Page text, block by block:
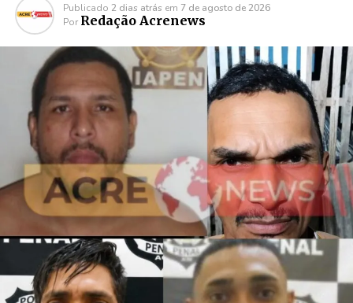
Publicado 2 dias atrás em 7 de agosto de 2026
Por Redação Acrenews